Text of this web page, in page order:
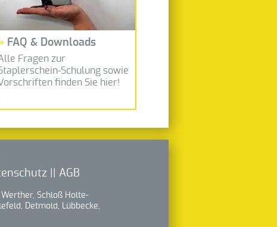
FAQ & Downloads
Fragen zur
Schulung sowie
finden Sie hier!
AGB
Schloß Holte-
Detmold, Lübbecke,